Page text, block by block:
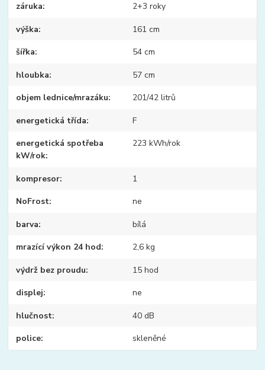
záruka 2+3 roky
výška 161 cm
šířka 54 cm
hloubka 57 cm
objem lednice/mrazáku 201/42 litrů
energetická třída F
energetická spotřeba
kW/rok
223 kWh/rok
kompresor 1
NoFrost ne
barva bílá
mrazící výkon 24 hod 2,6 kg
výdrž bez proudu 15 hod
displej ne
hlučnost 40 dB
police skleněné